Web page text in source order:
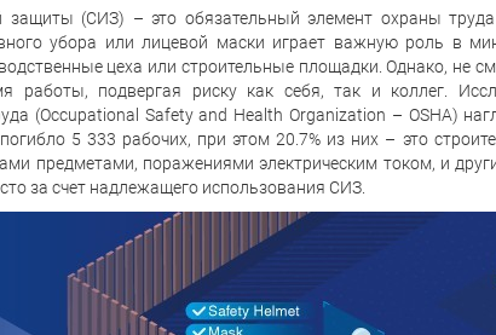
защиты (СИЗ) – это обязательный элемент охраны
убора или лицевой маски играет важную роль в
цеха или строительные площадки. Однако, не
работы, подвергая риску как себя, так и коллег.
(Occupational Safety and Health Organization – OSHA)
5 333 рабочих, при этом 20.7% из них – это
предметами, поражениями электрическим током, и
за счет надлежащего использования СИЗ.